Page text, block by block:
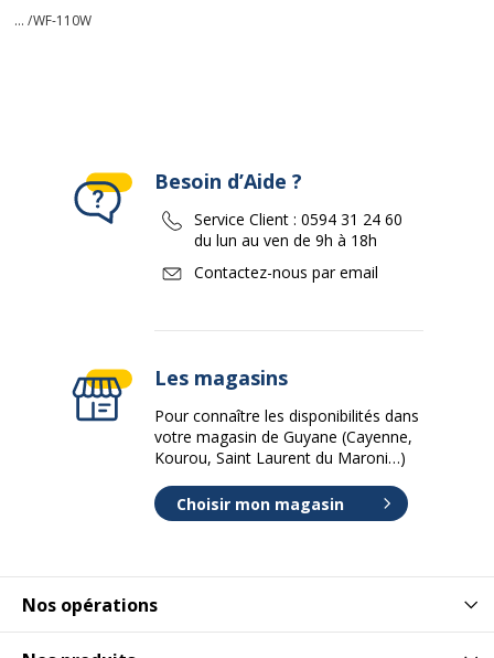
... /WF-110W
Nos opérations
Besoin d’Aide ?
Service Client : 0594 31 24 60
du lun au ven de 9h à 18h
Contactez-nous par email
Les magasins
Pour connaître les disponibilités dans
votre magasin de Guyane (Cayenne,
Kourou, Saint Laurent du Maroni…)
Choisir mon magasin